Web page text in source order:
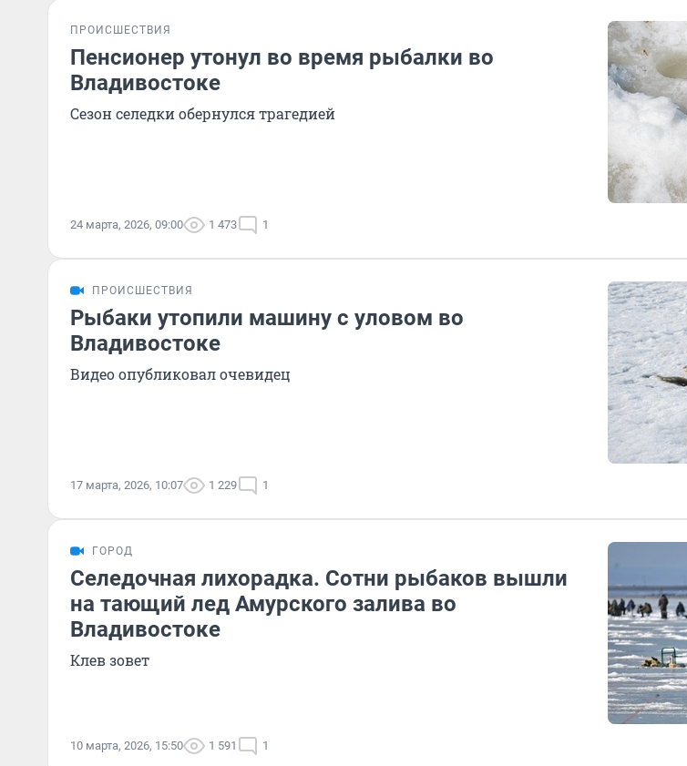
ПРОИСШЕСТВИЯ
Пенсионер утонул во время рыбалки во
Владивостоке
Сезон селедки обернулся трагедией
24 марта, 2026, 09:00 1 473 1
ПРОИСШЕСТВИЯ
Рыбаки утопили машину с уловом во
Владивостоке
Видео опубликовал очевидец
17 марта, 2026, 10:07 1 229 1
ГОРОД
Селедочная лихорадка. Сотни рыбаков вышли
на тающий лед Амурского залива во
Владивостоке
Клев зовет
10 марта, 2026, 15:50 1 591 1